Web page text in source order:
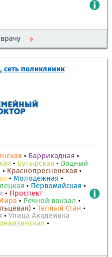
сеть поликлиник
• Баррикадная •
• Бутырская • Водный
• Краснопресненская •
• Молодежная •
• Первомайская •
• Проспект
• Речной вокзал •
• Теплый Стан •
• Улица Академика
•